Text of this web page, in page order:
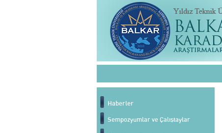
Haberler
Sempozyumlar ve Çalıştaylar